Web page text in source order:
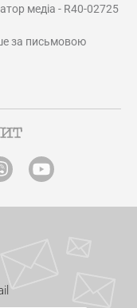
медіа - R40-02725
за письмовою